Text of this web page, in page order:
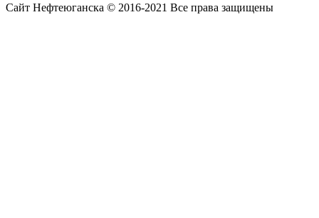
Сайт Нефтеюганска © 2016-2021 Все права защищены